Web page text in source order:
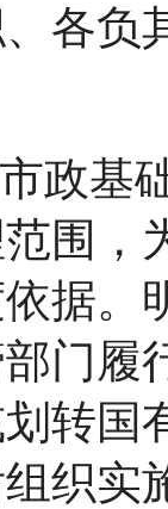
各负
政
围，
据。
门履
转国
织实